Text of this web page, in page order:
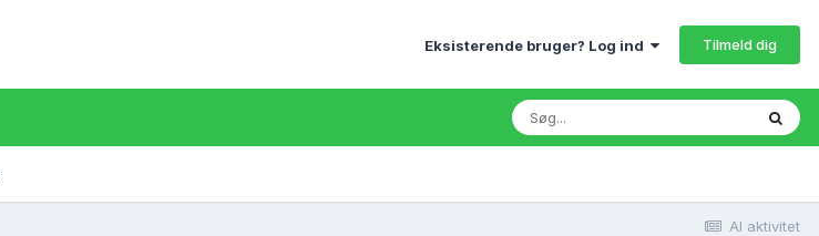
Eksisterende bruger? Log ind Tilmeld dig
Al aktivitet